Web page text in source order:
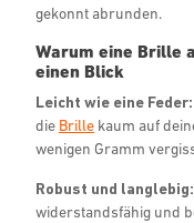
gekonnt abrunden.
Warum eine Brille
einen Blick
Leicht wie eine Feder:
die Brille kaum auf
wenigen Gramm
Robust und langlebig:
widerstandsfähig und